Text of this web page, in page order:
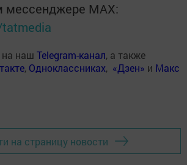
мессенджере MАХ:
наш Telegram-канал, а также
, Одноклассниках, «Дзен» и Макс
на страницу новости